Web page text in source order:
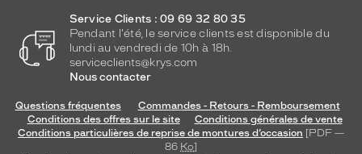
Service Clients : 09 69 32 80 35
Pendant l'été, le service clients est disponible du
lundi au vendredi de 10h à 18h.
serviceclients@krys.com
Nous contacter
Questions fréquentes
Commandes - Retours - Remboursement
Conditions des offres sur le site
Conditions générales de vente
Conditions particulières de reprise de montures d’occasion [PDF —
86 Ko]